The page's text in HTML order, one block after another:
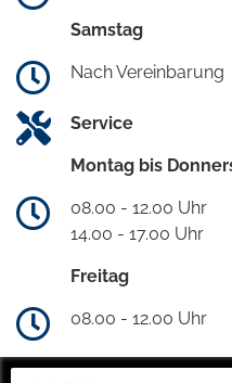
Samstag
Nach Vereinbarung
Service
Montag bis
08.00 - 12.00 Uhr
14.00 - 17.00 Uhr
Freitag
08.00 - 12.00 Uhr